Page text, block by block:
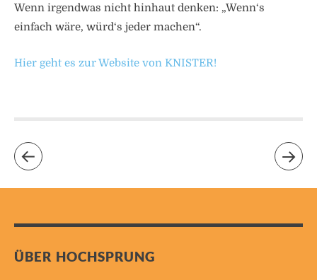
Wenn irgendwas nicht hinhaut denken: „Wenn‘s
einfach wäre, würd‘s jeder machen“.
Hier geht es zur Website von KNISTER!
ÜBER HOCHSPRUNG